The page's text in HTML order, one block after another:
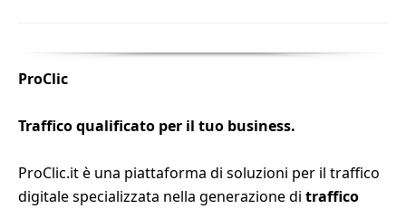
ProClic
Traffico qualificato per il tuo business.
ProClic.it è una piattaforma di soluzioni per il traffico
digitale specializzata nella generazione di traffico